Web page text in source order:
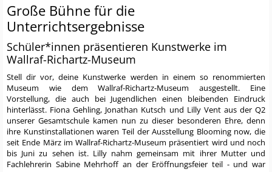
Große Bühne für die
Unterrichtsergebnisse
Schüler*innen präsentieren Kunstwerke im
Wallraf-Richartz-Museum
Stell dir vor, deine Kunstwerke werden in einem so renommierten
Museum wie dem Wallraf-Richartz-Museum ausgestellt. Eine
Vorstellung, die auch bei Jugendlichen einen bleibenden Eindruck
hinterlässt. Fiona Gehling, Jonathan Kutsch und Lilly Vent aus der Q2
unserer Gesamtschule kamen nun zu dieser besonderen Ehre, denn
ihre Kunstinstallationen waren Teil der Ausstellung Blooming now, die
seit Ende März im Wallraf-Richartz-Museum präsentiert wird und noch
bis Juni zu sehen ist. Lilly nahm gemeinsam mit ihrer Mutter und
Fachlehrerin Sabine Mehrhoff an der Eröffnungsfeier teil - und war